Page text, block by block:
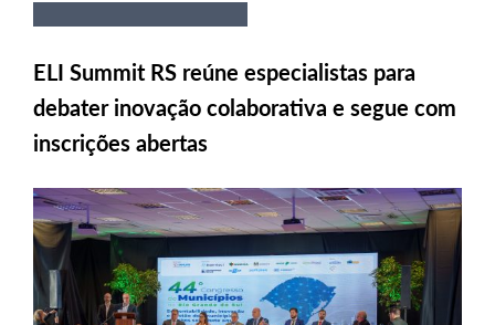
ELI Summit RS reúne especialistas para
debater inovação colaborativa e segue com
inscrições abertas